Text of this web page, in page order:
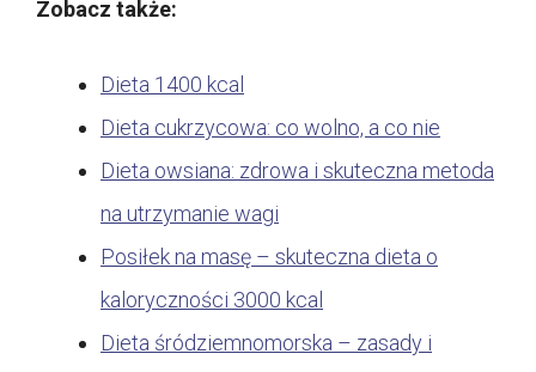
Zobacz także:
Dieta 1400 kcal
Dieta cukrzycowa: co wolno, a co nie
Dieta owsiana: zdrowa i skuteczna metoda
na utrzymanie wagi
Posiłek na masę – skuteczna dieta o
kaloryczności 3000 kcal
Dieta śródziemnomorska – zasady i